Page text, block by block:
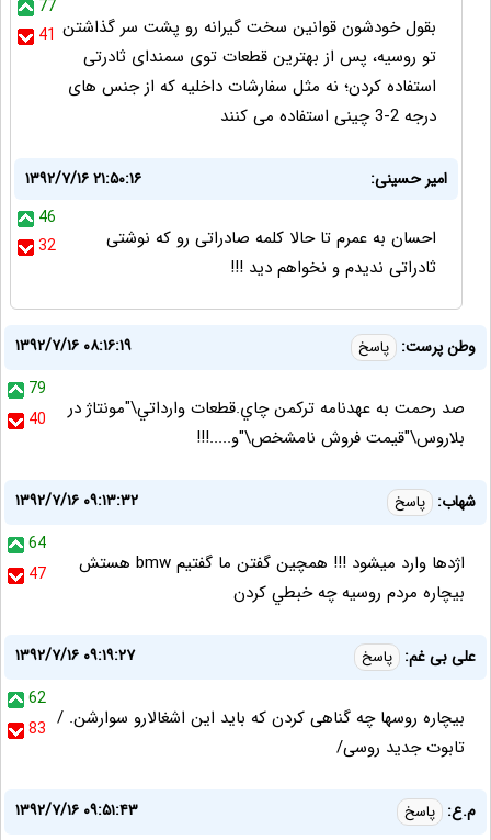
77
41 بقول خودشون قوانین سخت گیرانه رو پشت سر گذاشتن
تو روسیه، پس از بهترین قطعات توی سمندای ثادرتی
استفاده کردن؛ نه مثل سفارشات داخلیه که از جنس های
درجه 2-3 چینی استفاده می کنند
امیر حسینی:
۱۳۹۲/۷/۱۶ ۲۱:۵۰:۱۶
46
32
احسان به عمرم تا حالا کلمه صادراتی رو که نوشتی
ثادراتی ندیدم و نخواهم دید !!!
وطن پرست: پاسخ
۱۳۹۲/۷/۱۶ ۰۸:۱۶:۱۹
79
40
صد رحمت به عهدنامه ترکمن چاي.قطعات وارداتي\"مونتاژ در
بلاروس\"قيمت فروش نامشخص\"و.....!!!
شهاب: پاسخ
۱۳۹۲/۷/۱۶ ۰۹:۱۳:۳۲
64
47
اژدها وارد ميشود !!! همچين گفتن ما گفتيم bmw هستش
بيچاره مردم روسيه چه خبطي كردن
علی بی غم: پاسخ
۱۳۹۲/۷/۱۶ ۰۹:۱۹:۲۷
62
83 بیچاره روسها چه گناهی کردن که باید این اشغالارو سوارشن. /
تابوت جدید روسی/
م.ع: پاسخ
۱۳۹۲/۷/۱۶ ۰۹:۵۱:۴۳